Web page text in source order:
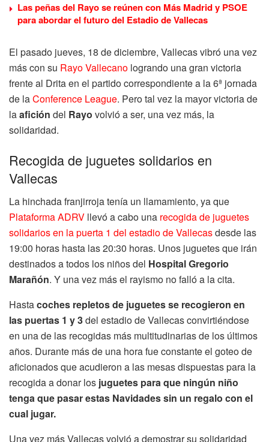
Las peñas del Rayo se reúnen con Más Madrid y PSOE
para abordar el futuro del Estadio de Vallecas
El pasado jueves, 18 de diciembre, Vallecas vibró una vez
más con su Rayo Vallecano logrando una gran victoria
frente al Drita en el partido correspondiente a la 6ª jornada
de laConference League. Pero tal vez la mayor victoria de
laafición del Rayo volvió a ser, una vez más, la
solidaridad.
Recogida de juguetes solidarios en
Vallecas
La hinchada franjirroja tenía un llamamiento, ya que
Plataforma ADRV llevó a cabo una recogida de juguetes
solidarios en la puerta 1 del estadio de Vallecasdesde las
19:00 horas hasta las 20:30 horas. Unos juguetes que irán
destinados a todos los niños del Hospital Gregorio
Marañón. Y una vez más el rayismo no falló a la cita.
Hastacoches repletos de juguetes se recogieron en
las puertas 1 y 3del estadio de Vallecas convirtiéndose
en una de las recogidas más multitudinarias de los últimos
años. Durante más de una hora fue constante el goteo de
aficionados que acudieron a las mesas dispuestas para la
recogida a donar los juguetes para que ningún niño
tenga que pasar estas Navidades sin un regalo con el
cual jugar.
Una vez más Vallecas volvió a demostrar su solidaridad